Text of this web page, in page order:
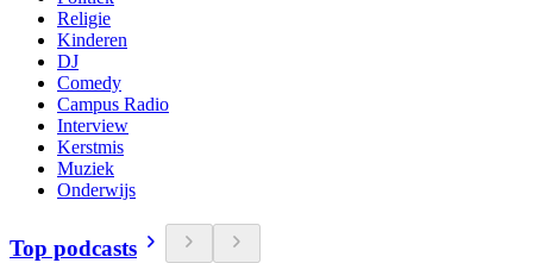
Religie
Kinderen
DJ
Comedy
Campus Radio
Interview
Kerstmis
Muziek
Onderwijs
Top podcasts